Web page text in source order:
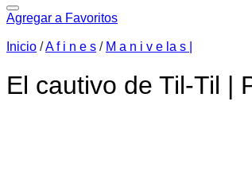
Agregar a Favoritos
Inicio /A f i n e s / M a n i v e la s |
El cautivo de Til-Til |